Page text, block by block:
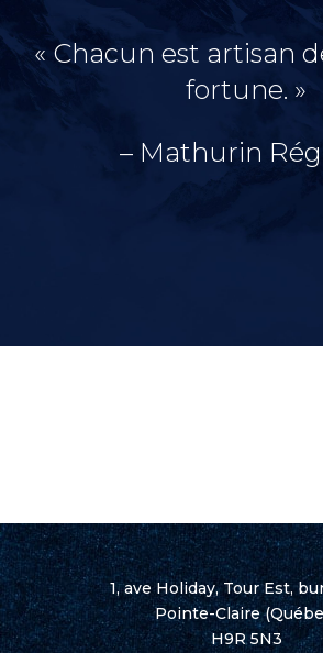
« Chacun est artisan
fortune. »
– Mathurin
1, ave Holiday, Tour Est,
Pointe-Claire
H9R 5N3